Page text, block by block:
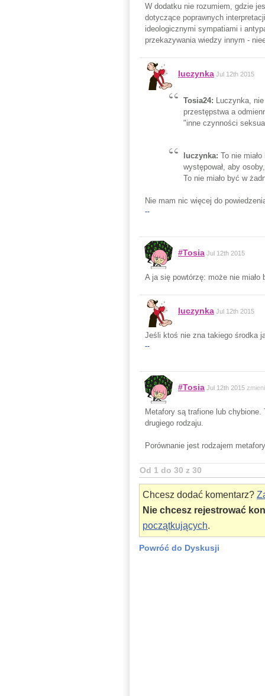
W dodatku nie rozumiem, gdzie
dotyczące poprawnych
ideologicznymi sympatiami i
przekazywania wiedzy innym -
luczynka Jul 12th 2015
Tosia24: Luczynka,
przestępstwa a
"inne czynności
luczynka: To nie
występował, aby
To nie miało być w
Nie mam nic więcej do
--
#Tosia Jul 12th 2015
A ja się powtórzę: może nie miało
luczynka Jul 12th 2015
Jeśli ktoś nie zna takiego środka
--
#Tosia Jul 12th 2015
Metafory są trafione lub
drugiego rodzaju.
Porównanie jest rodzajem
Od 1 do 30 z 30
Chcesz dodać komentarz?
Nie chcesz rejestrować
początkujących.
Powróć do Dyskusji